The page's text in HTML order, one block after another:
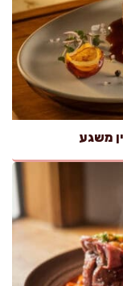
משגע